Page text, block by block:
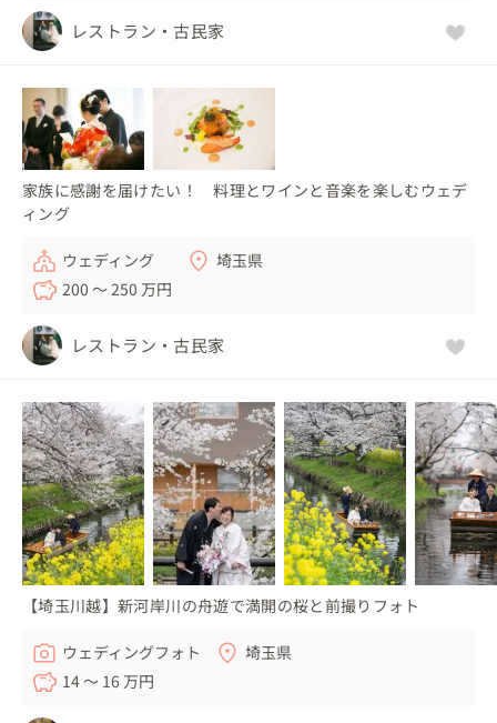
レストラン・古民家
家族に感謝を届けたい！ 料理とワインと音楽を楽しむウェデ
ィング
ウェディング
埼玉県
200 〜 250 万円
レストラン・古民家
【埼玉川越】新河岸川の舟遊で満開の桜と前撮りフォト
ウェディングフォト
埼玉県
14 〜 16 万円